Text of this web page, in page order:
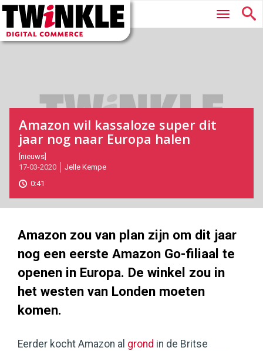
Twinkle
Digital
Commerce
Hoofdmenu
Amazon wil kassaloze super dit
jaar nog naar Europa halen
2020-
03-
17T15:20:00
2020-
03-
[nieuws]
17-03-2020
Jelle Kempe
0:41
Amazon zou van plan zijn om dit jaar
nog een eerste Amazon Go-filiaal te
openen in Europa. De winkel zou in
het westen van Londen moeten
komen.
Eerder kocht Amazon al grond in de Britse